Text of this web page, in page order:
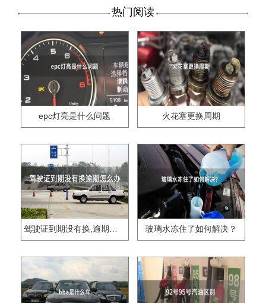
热门阅读
epc灯亮是什么问题 火花塞更换周期
驾驶证到期没有换,逾期怎么办?? 玻璃水冻住了如何解决？